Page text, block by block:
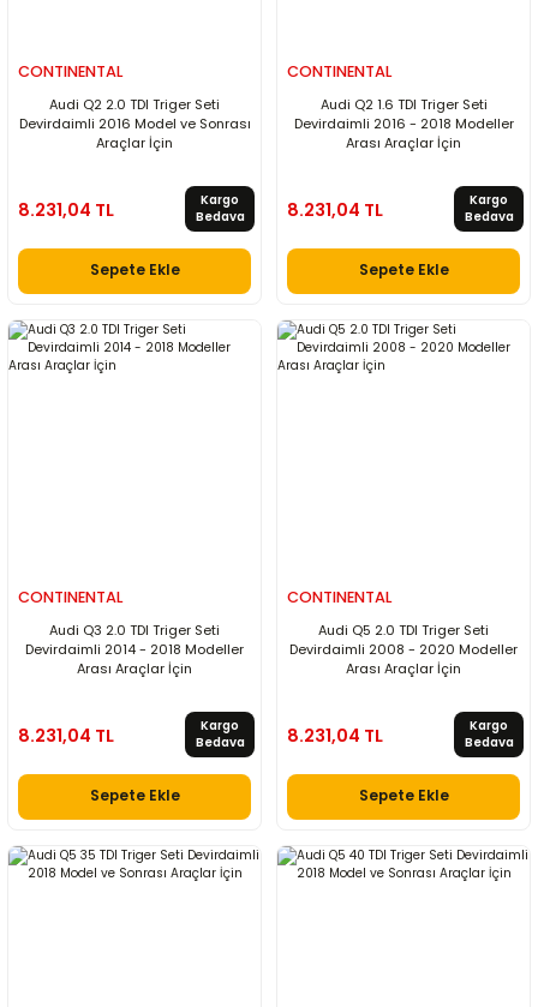
CONTINENTAL
Audi Q2 2.0 TDI Triger Seti
Devirdaimli 2016 Model ve Sonrası
Araçlar İçin
8.231,04 TL
Kargo
Bedava
Sepete Ekle
CONTINENTAL
Audi Q2 1.6 TDI Triger Seti
Devirdaimli 2016 - 2018 Modeller
Arası Araçlar İçin
8.231,04 TL
Kargo
Bedava
Sepete Ekle
CONTINENTAL
Audi Q3 2.0 TDI Triger Seti
Devirdaimli 2014 - 2018 Modeller
Arası Araçlar İçin
8.231,04 TL
Kargo
Bedava
Sepete Ekle
CONTINENTAL
Audi Q5 2.0 TDI Triger Seti
Devirdaimli 2008 - 2020 Modeller
Arası Araçlar İçin
8.231,04 TL
Kargo
Bedava
Sepete Ekle